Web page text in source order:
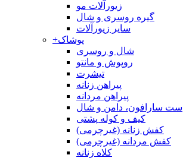
زیورآلات مو
گیره روسری و شال
سایر زیورآلات
+پوشاک
شال و روسری
روپوش و مانتو
تیشرت
پیراهن زنانه
پیراهن مردانه
ست سارافون، دامن و شال
کیف و کوله پشتی
کفش زنانه (غیرچرمی)
کفش مردانه (غیرچرمی)
کلاه زنانه